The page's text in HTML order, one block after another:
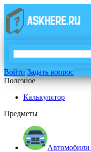
Войти Задать вопрос
Полезное
Калькулятор
Предметы
Автомобили